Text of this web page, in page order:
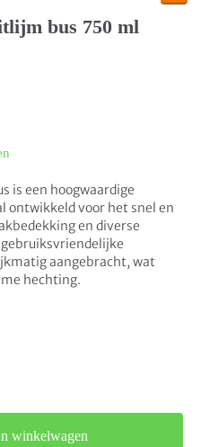
bus 750 ml
is een hoogwaardige
ontwikkeld voor het snel en
en diverse
aangebracht, wat
hechting.
winkelwagen